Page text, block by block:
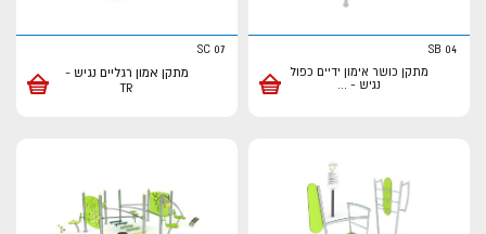
SB 04
מתקן כושר אימון ידיים כפול
נגיש -
SC 07
מתקן אמון רגליים נגיש -
TR